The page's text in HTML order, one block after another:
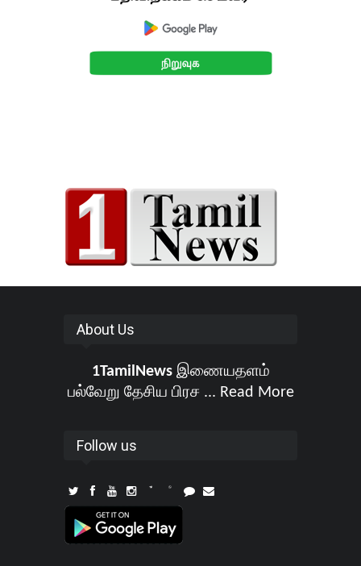
About Us
1TamilNewsஇணையதளம்
பல்வேறு தேசிய பிரச ... Read More
Follow us